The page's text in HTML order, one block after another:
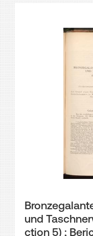
und
ction 5) ;